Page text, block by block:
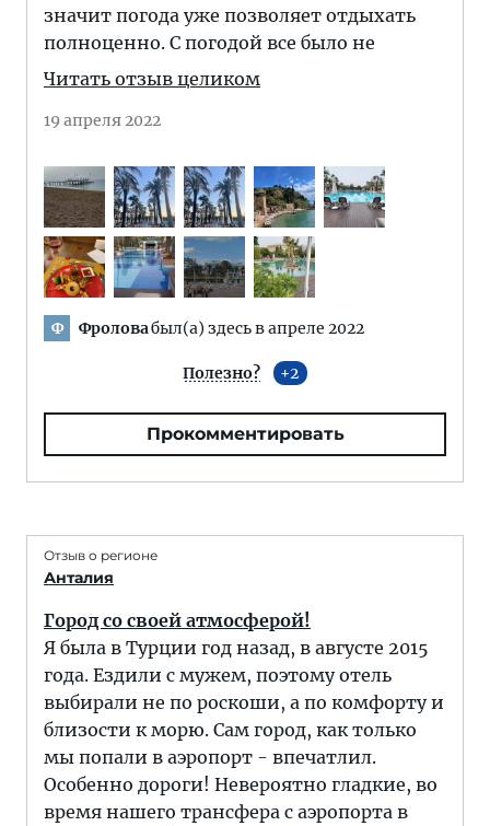
значит погода уже позволяет отдыхать
полноценно. С погодой все было не
Читать отзыв целиком
19 апреля 2022
Ф Фроловабыл(а) здесь в апреле 2022
Полезно? 2
Прокомментировать
Отзыв о регионе
Анталия
Город со своей атмосферой!
Я была в Турции год назад, в августе 2015
года. Ездили с мужем, поэтому отель
выбирали не по роскоши, а по комфорту и
близости к морю. Сам город, как только
мы попали в аэропорт - впечатлил.
Особенно дороги! Невероятно гладкие, во
время нашего трансфера с аэропорта в